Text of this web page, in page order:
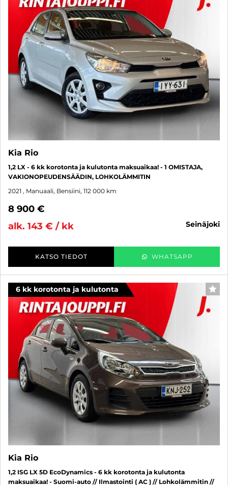
Kia Rio
1,2 LX - 6 kk korotonta ja kulutonta maksuaikaa! - 1 OMISTAJA,
VAKIONOPEUDENSÄÄDIN, LOHKOLÄMMITIN
2021 , Manuaali, Bensiini, 112 000 km
8 900 €
alk. 143 € / kk
seinäjoki
KATSO TIEDOT WHATSAPP
6 kk korotonta ja kulutonta
Kia Rio
1,2 ISG LX 5D EcoDynamics - 6 kk korotonta ja kulutonta
maksuaikaa! - Suomi-auto // Ilmastointi ( AC ) // Lohkolämmitin //